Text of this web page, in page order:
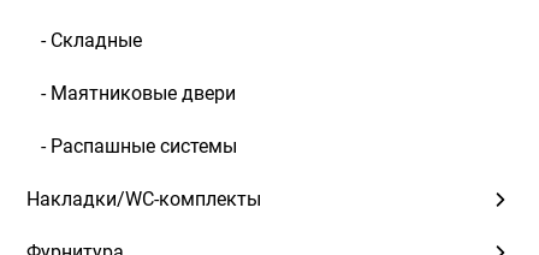
- Складные
- Маятниковые двери
- Распашные системы
Накладки/WC-комплекты